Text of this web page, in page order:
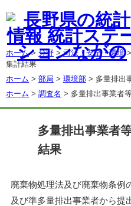
ホーム> 分野 >司法・安全・環境>
集計結果
ホーム > 部局 > 環境部 > 多量排出
ホーム > 調査名 > 多量排出事業者
多量排出事業者
結果
廃棄物処理法及び廃棄物条例
及び準多量排出事業者から提